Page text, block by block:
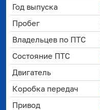
Год выпуска
Пробег
Владельцев по ПТС
Состояние ПТС
Двигатель
Коробка передач
Привод